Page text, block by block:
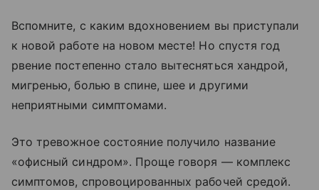
Вспомните, с каким вдохновением вы приступали
к новой работе на новом месте! Но спустя год
рвение постепенно стало вытесняться хандрой,
мигренью, болью в спине, шее и другими
неприятными симптомами.
Это тревожное состояние получило название
«офисный синдром». Проще говоря — комплекс
симптомов, спровоцированных рабочей средой.